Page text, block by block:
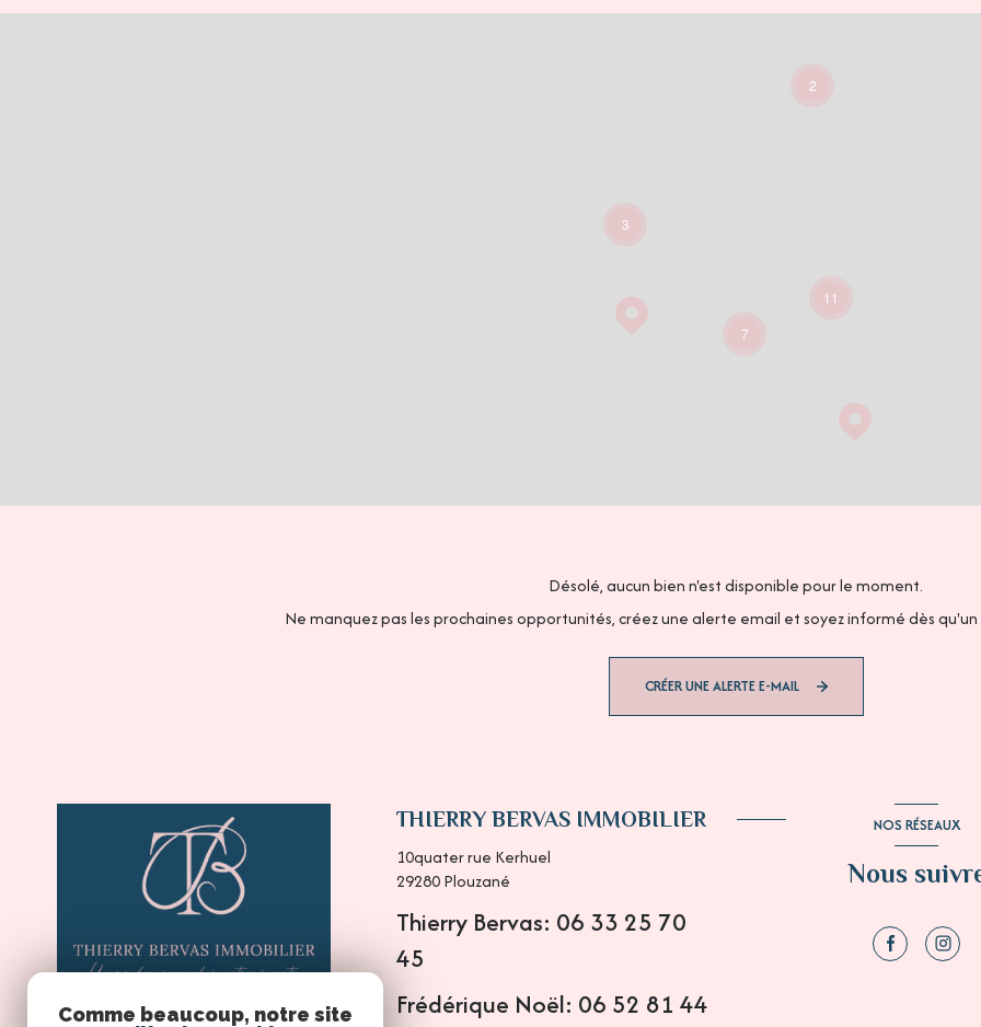
2
3
7
11
Désolé, aucun bien n'est disponible pour le moment.
Ne manquez pas les prochaines opportunités, créez une alerte email et soyez informé dès
CRÉER UNE ALERTE E-MAIL
THIERRY BERVAS IMMOBILIER
10quater rue Kerhuel
29280Plouzané
Thierry Bervas: 06 33 25 70
45
Frédérique Noël: 06 52 81 44
NOS RÉSEAUX
Nous
Comme beaucoup, notre site